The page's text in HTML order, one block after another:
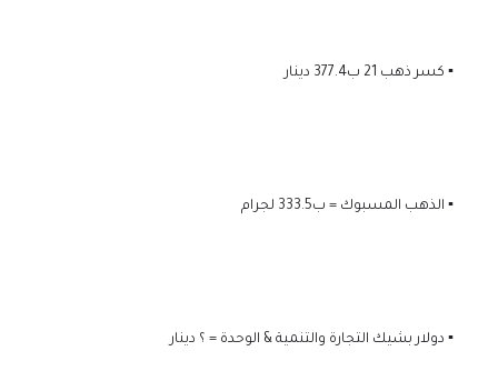
▪️ كسر ذهب 21 ب377.4 دينار
▪️ الذهب المسبوك = ب333.5 لجرام
▪️ دولار بشيك التجارة والتنمية & الوحدة = ؟ دينار